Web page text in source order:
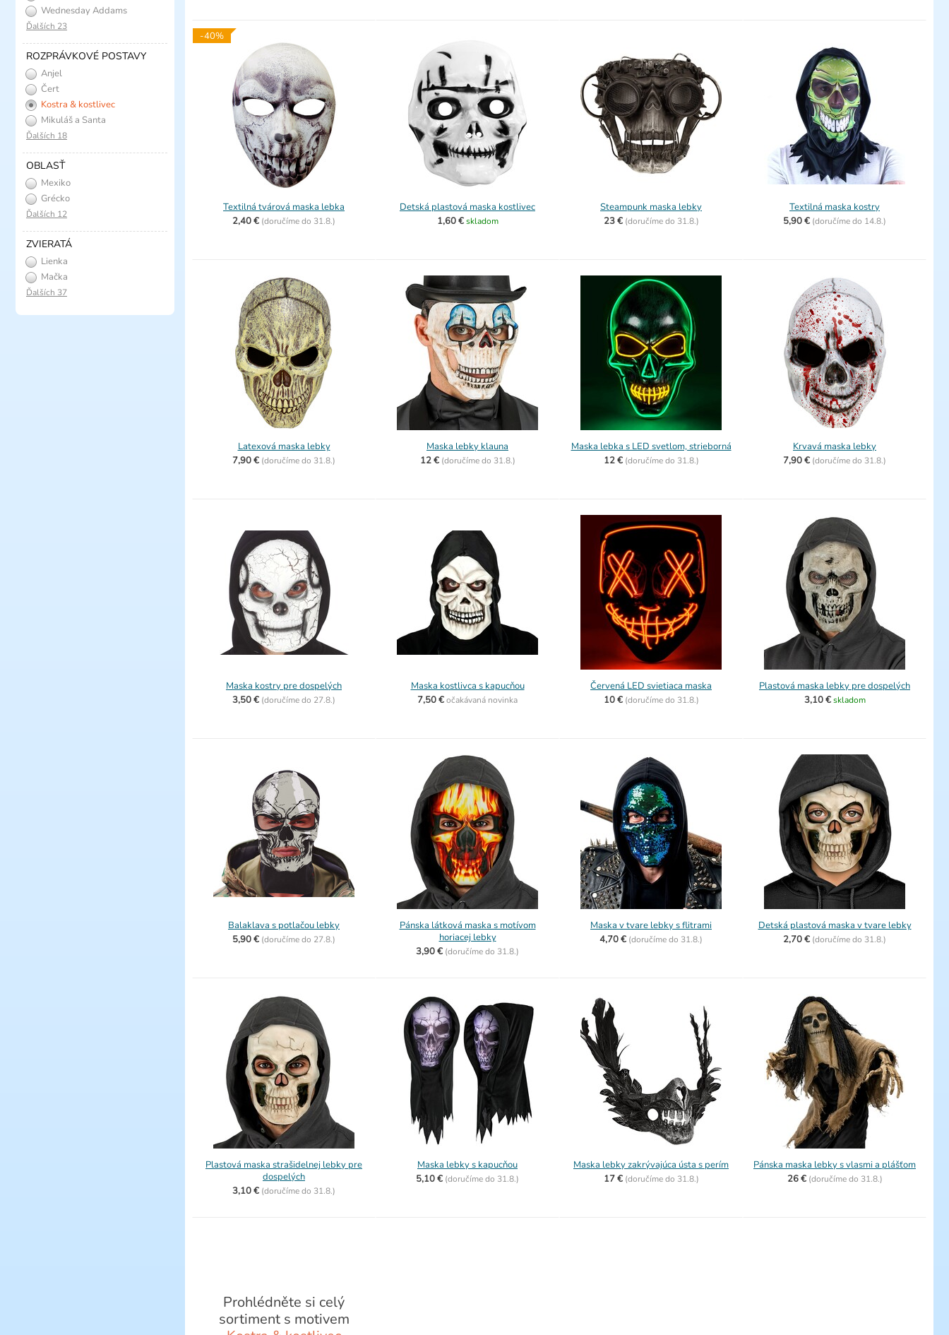
-40%
Textilná tvárová maska lebka
2,40 € (doručíme do 31.8.)
Detská plastová maska kostlivec
1,60 € skladom
Steampunk maska lebky
23 € (doručíme do 31.8.)
Textilná maska kostry
5,90 € (doručíme do 14.8.)
Latexová maska lebky
7,90 € (doručíme do 31.8.)
Maska lebky klauna
12 € (doručíme do 31.8.)
Maska lebka s LED svetlom, strieborná
12 € (doručíme do 31.8.)
Krvavá maska lebky
7,90 € (doručíme do 31.8.)
Maska kostry pre dospelých
3,50 € (doručíme do 27.8.)
Maska kostlivca s kapucňou
7,50 €očakávaná novinka
Červená LED svietiaca maska
10 € (doručíme do 31.8.)
Plastová maska lebky pre dospelých
3,10 € skladom
Balaklava s potlačou lebky
5,90 € (doručíme do 27.8.)
Pánska látková maska s motívom
horiacej lebky
3,90 € (doručíme do 31.8.)
Maska v tvare lebky s flitrami
4,70 € (doručíme do 31.8.)
Detská plastová maska v tvare lebky
2,70 € (doručíme do 31.8.)
Plastová maska strašidelnej lebky pre
dospelých
3,10 € (doručíme do 31.8.)
Maska lebky s kapucňou
5,10 € (doručíme do 31.8.)
Maska lebky zakrývajúca ústa s perím
17 € (doručíme do 31.8.)
Pánska maska lebky s vlasmi a plášťom
26 € (doručíme do 31.8.)
Prohlédněte si celý
sortiment s motivem
Wednesday Addams
Ďalších 23
ROZPRÁVKOVÉ POSTAVY
Anjel
Čert
Kostra & kostlivec
Mikuláš a Santa
Ďalších 18
OBLASŤ
Mexiko
Grécko
Ďalších 12
ZVIERATÁ
Lienka
Mačka
Ďalších 37